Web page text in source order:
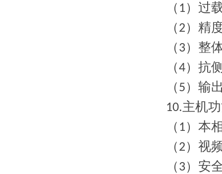
（ 1 ）过
（ 2 ）精
（ 3）整
（4）抗
（ 5 ）输
10.主机
（ 1 ）本
（ 2 ）视
（ 3）安